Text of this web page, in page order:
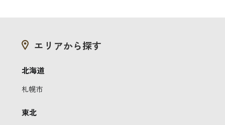
エリアから探す
北海道
札幌市
東北